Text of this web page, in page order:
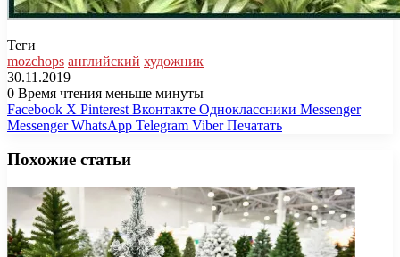
Теги
mozchops английский художник
30.11.2019
0 Время чтения меньше минуты
Facebook X Pinterest Вконтакте Одноклассники Messenger
Messenger WhatsApp Telegram Viber Печатать
Похожие статьи